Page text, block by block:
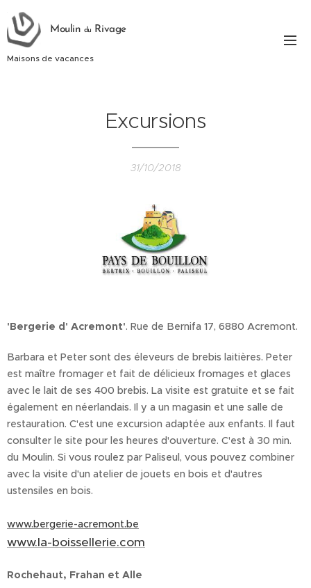
Moulin du Rivage
Maisons de vacances
Excursions
31/10/2018
'Bergerie d' Acremont'. Rue de Bernifa 17, 6880 Acremont.
Barbara et Peter sont des éleveurs de brebis laitières. Peter
est maître fromager et fait de délicieux fromages et glaces
avec le lait de ses 400 brebis. La visite est gratuite et se fait
également en néerlandais. Il y a un magasin et une salle de
restauration. C'est une excursion adaptée aux enfants. Il faut
consulter le site pour les heures d'ouverture. C'est à 30 min.
du Moulin. Si vous roulez par Paliseul, vous pouvez combiner
avec la visite d'un atelier de jouets en bois et d'autres
ustensiles en bois.
www.bergerie-acremont.be
www.la-boissellerie.com
Rochehaut, Frahan et Alle